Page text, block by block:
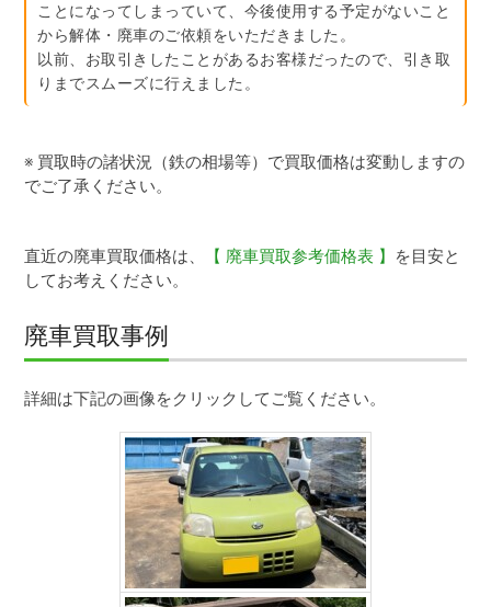
ことになってしまっていて、今後使用する予定がないこと
から解体・廃車のご依頼をいただきました。
以前、お取引きしたことがあるお客様だったので、引き取
りまでスムーズに行えました。
※ 買取時の諸状況（鉄の相場等）で買取価格は変動しますの
でご了承ください。
直近の廃車買取価格は、 【 廃車買取参考価格表 】 を目安と
してお考えください。
廃車買取事例
詳細は下記の画像をクリックしてご覧ください。
スバルサンバー（甲州市）